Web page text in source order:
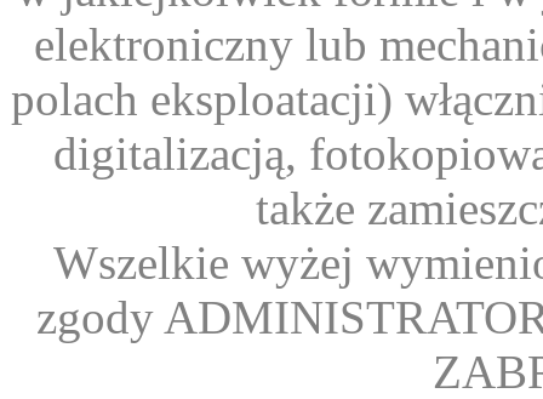
elektroniczny lub
polach eksploatacji)
digitalizacją,
także
Wszelkie wyżej
zgody